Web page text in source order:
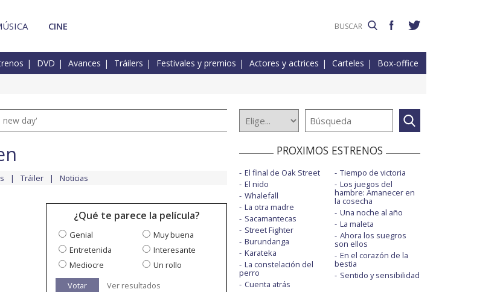
CINE
DVD Avances Tráilers Festivales y premios Actores y actrices Carteles Box-office
new day'
Tráiler Noticias
¿Qué te parece la película?
Genial
Muy buena
Entretenida
Interesante
Mediocre
Un rollo
Votar
Ver resultados
PROXIMOS ESTRENOS
El final de Oak Street
El nido
Whalefall
La otra madre
Sacamantecas
Street Fighter
Burundanga
Karateka
La constelación del
perro
Cuenta atrás
Tiempo de victoria
Los juegos del
hambre: Amanecer en
la cosecha
Una noche al año
La maleta
Ahora los suegros
son ellos
En el corazón de la
bestia
Sentido y sensibilidad